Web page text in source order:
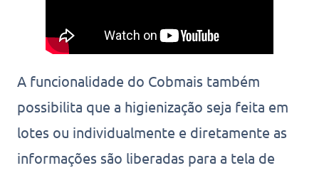
A funcionalidade do Cobmais também
possibilita que a higienização seja feita em
lotes ou individualmente e diretamente as
informações são liberadas para a tela de